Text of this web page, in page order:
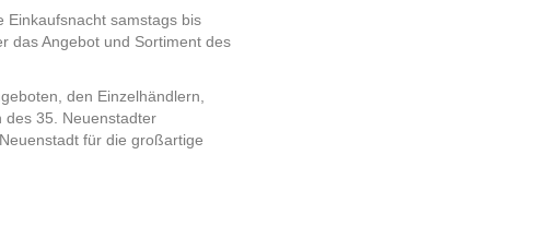
Einkaufsnacht samstags bis
das Angebot und Sortiment des
den Einzelhändlern,
des 35. Neuenstadter
für die großartige